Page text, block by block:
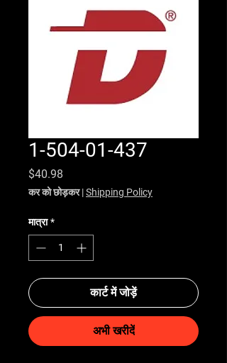
1-504-01-437
$40.98
कर को छोड़कर|Shipping Policy
मात्रा *
कार्ट में जोड़ें
अभी खरीदें